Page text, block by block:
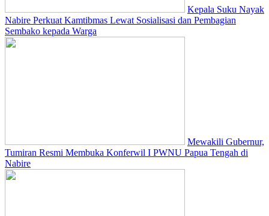
Kepala Suku Nayak
Nabire Perkuat Kamtibmas Lewat Sosialisasi dan Pembagian
Sembako kepada Warga
Mewakili Gubernur,
Tumiran Resmi Membuka Konferwil I PWNU Papua Tengah di
Nabire